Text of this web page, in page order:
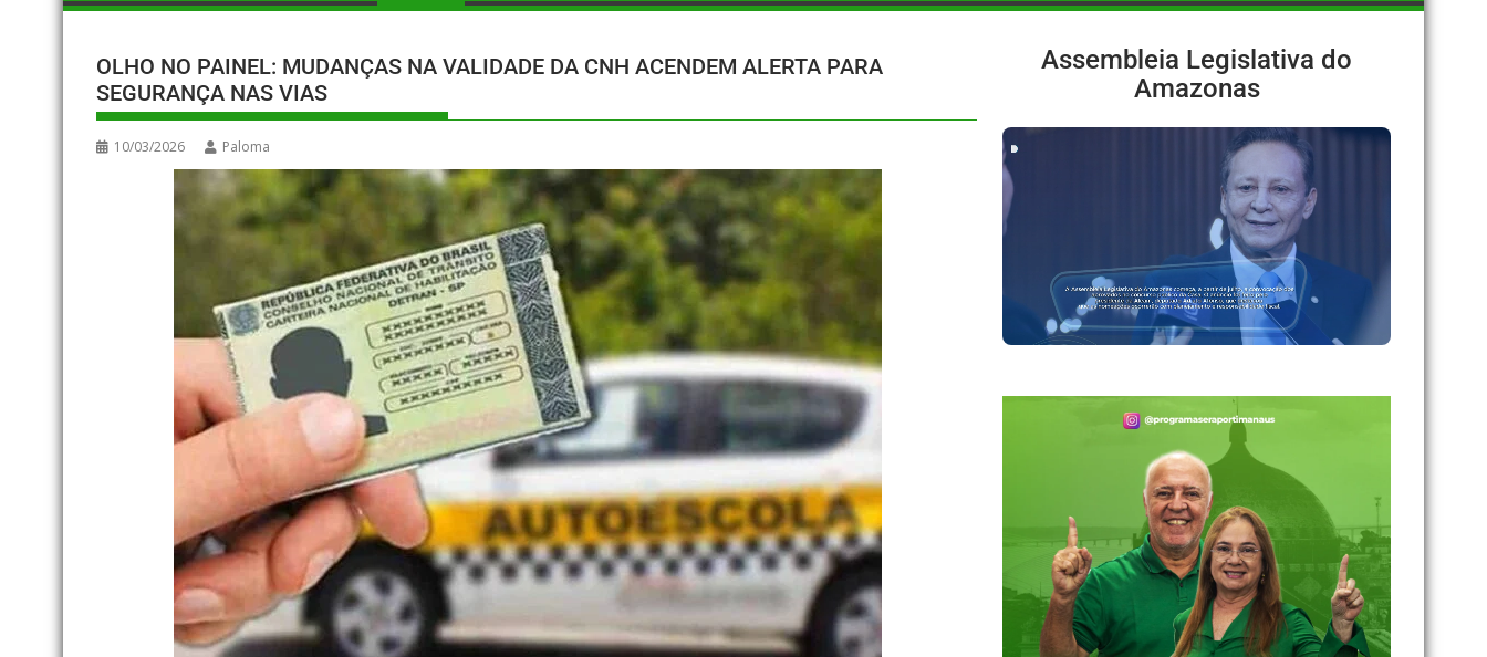
OLHO NO PAINEL: MUDANÇAS NA VALIDADE DA CNH ACENDEM ALERTA PARA
SEGURANÇA NAS VIAS
10/03/2026 Paloma
Assembleia Legislativa do
Amazonas